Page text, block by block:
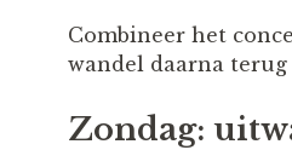
Combineer het
wandel daarna terug
Zondag: